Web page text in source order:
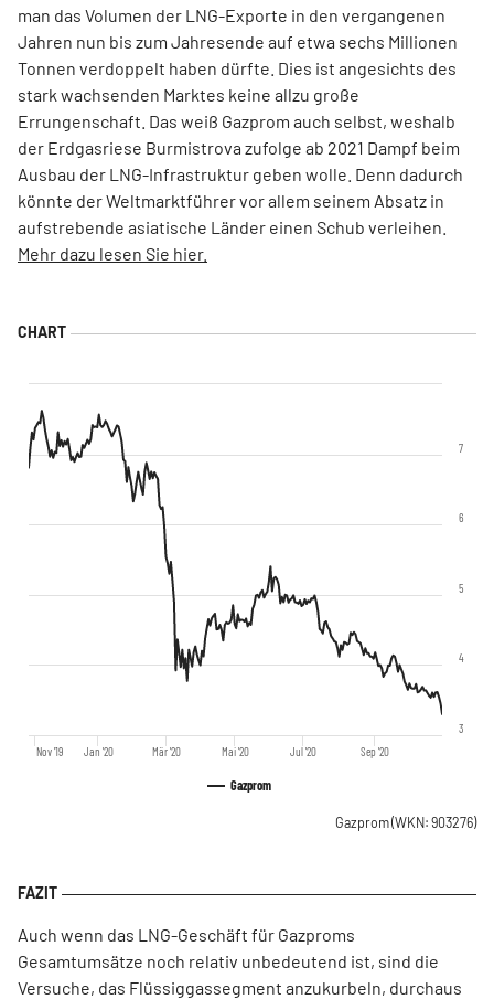
man das Volumen der LNG-Exporte in den vergangenen
Jahren nun bis zum Jahresende auf etwa sechs Millionen
Tonnen verdoppelt haben dürfte. Dies ist angesichts des
stark wachsenden Marktes keine allzu große
Errungenschaft. Das weiß Gazprom auch selbst, weshalb
der Erdgasriese Burmistrova zufolge ab 2021 Dampf beim
Ausbau der LNG-Infrastruktur geben wolle. Denn dadurch
könnte der Weltmarktführer vor allem seinem Absatz in
aufstrebende asiatische Länder einen Schub verleihen.
Mehr dazu lesen Sie hier.
Gazprom
Nov '19 Jan '20 Mär '20 Mai '20 Jul '20 Sep '20
3
4
5
6
7
Gazprom(WKN: 903276)
Auch wenn das LNG-Geschäft für Gazproms
Gesamtumsätze noch relativ unbedeutend ist, sind die
Versuche, das Flüssiggassegment anzukurbeln, durchaus